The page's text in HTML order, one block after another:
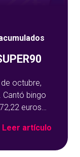
octubre,
Cantó bingo
euros
Leer artículo